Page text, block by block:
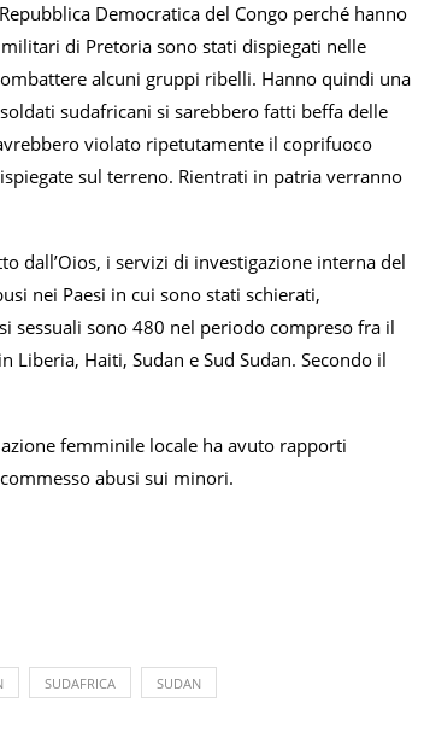
Democratica del Congo perché hanno
di Pretoria sono stati dispiegati nelle
alcuni gruppi ribelli. Hanno quindi una
sudafricani si sarebbero fatti beffa delle
violato ripetutamente il coprifuoco
sul terreno. Rientrati in patria verranno
dall’Oios, i servizi di investigazione interna del
nei Paesi in cui sono stati schierati,
sessuali sono 480 nel periodo compreso fra il
Haiti, Sudan e Sud Sudan. Secondo il
femminile locale ha avuto rapporti
abusi sui minori.
SUDAFRICA SUDAN